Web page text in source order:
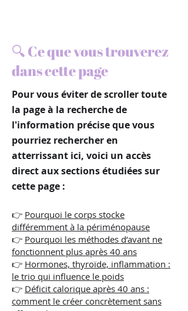
🔍 Ce que vous trouverez
dans cette page
Pour vous éviter de scroller toute
la page à la recherche de
l'information précise que vous
pourriez rechercher en
atterrissant ici, voici un accès
direct aux sections étudiées sur
cette page :
👉 Pourquoi le corps stocke
différemment à la périménopause
👉 Pourquoi les méthodes d’avant ne
fonctionnent plus après 40 ans
👉 Hormones, thyroïde, inflammation :
le trio qui influence le poids
👉 Déficit calorique après 40 ans :
comment le créer concrètement sans